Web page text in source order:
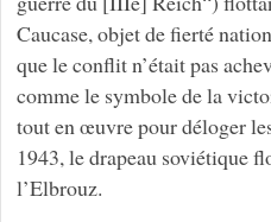
Caucase, objet de fierté
que le conflit n’était pas
comme le symbole de la
tout en œuvre pour déloger
1943, le drapeau soviétique
l’Elbrouz.